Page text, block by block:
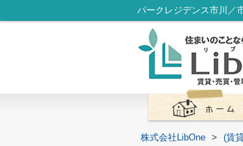
パークレジデンス市川／
株式会社LibOne > (賃